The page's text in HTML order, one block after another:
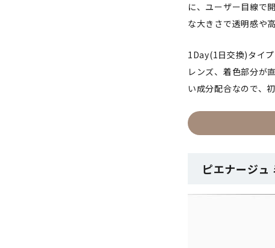
に、ユーザー目線で
な大きさで透明感や
1Day(1日交換)タイ
レンズ、着色部分が
い成分配合なので、
ピエナージ